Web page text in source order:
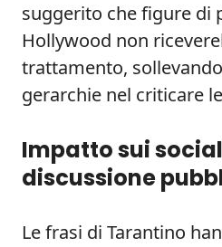
suggerito che figure di
Hollywood non
trattamento,
gerarchie nel criticare
Impatto sui
discussione
Le frasi di Tarantino